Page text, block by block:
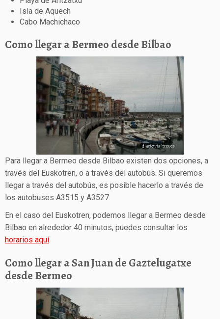
Isla de Aquech
Cabo Machichaco
Como llegar a Bermeo desde Bilbao
Para llegar a Bermeo desde Bilbao existen dos opciones, a
través del Euskotren, o a través del autobús. Si queremos
llegar a través del autobús, es posible hacerlo a través de
los autobuses A3515 y A3527.
En el caso del Euskotren, podemos llegar a Bermeo desde
Bilbao en alrededor 40 minutos, puedes consultar los
horarios aquí.
Como llegar a San Juan de Gaztelugatxe
desde Bermeo